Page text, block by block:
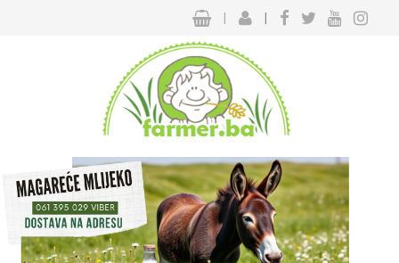
| |